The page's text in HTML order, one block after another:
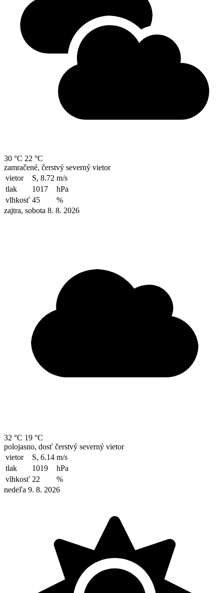
30 °C 22 °C
zamračené, čerstvý severný vietor
vietor
S, 8.72 m/s
tlak
1017
hPa
vlhkosť 45
%
zajtra, sobota 8. 8. 2026
32 °C 19 °C
polojasno, dosť čerstvý severný vietor
vietor
S, 6.14 m/s
tlak
1019
hPa
vlhkosť 22
%
nedeľa 9. 8. 2026